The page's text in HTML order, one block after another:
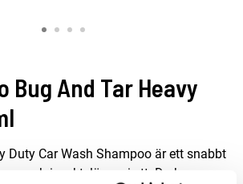
Bug And Tar Heavy
Duty Car Wash Shampoo är ett snabbt
och-insektslösare-i-ett. Du kan